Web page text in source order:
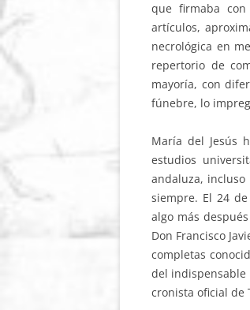
que firmaba
artículos,
necrológica en
repertorio de
mayoría, con
fúnebre, lo
María del Jesús
estudios
andaluza,
siempre. El 24 de
algo más
Don Francisco
completas
del indispensable
cronista oficial de